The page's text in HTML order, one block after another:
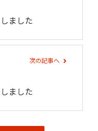
ました
次の記事へ
ました